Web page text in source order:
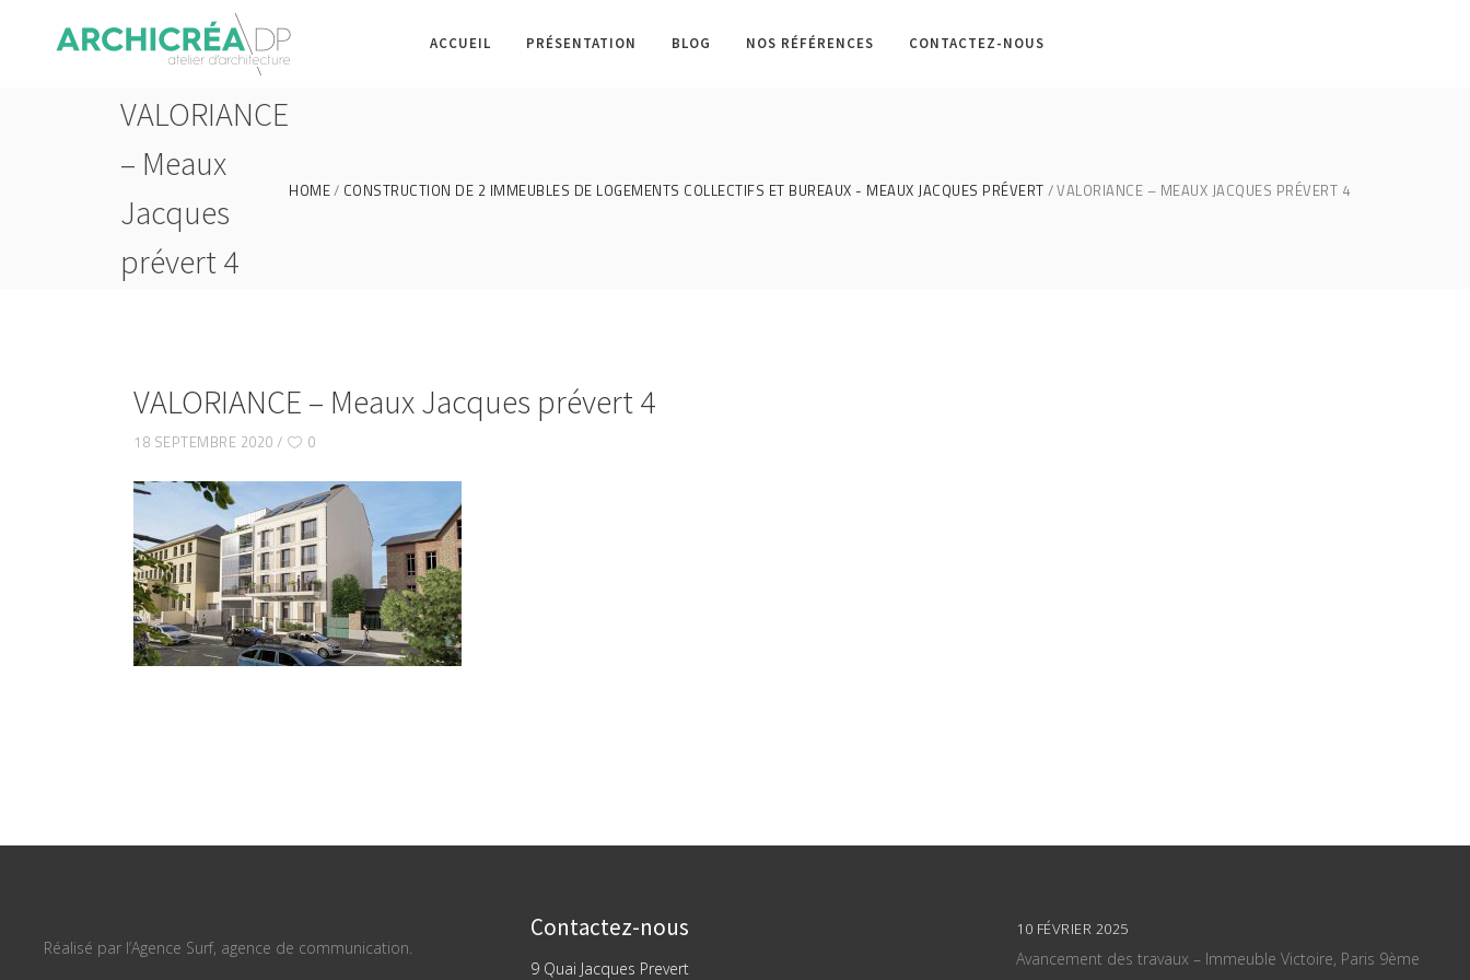
ACCUEIL PRÉSENTATION BLOG NOS RÉFÉRENCES CONTACTEZ-NOUS
VALORIANCE
– Meaux
Jacques
prévert 4
HOME CONSTRUCTION DE 2 IMMEUBLES DE LOGEMENTS COLLECTIFS ET BUREAUX - MEAUX JACQUES PRÉVERT VALORIANCE – MEAUX JACQUES PRÉVERT 4
VALORIANCE – Meaux Jacques prévert 4
18 SEPTEMBRE 2020 0
Réalisé par l’Agence Surf, agence de communication.
Contactez-nous
9 Quai Jacques Prevert
10 FÉVRIER 2025
Avancement des travaux – Immeuble Victoire, Paris 9ème